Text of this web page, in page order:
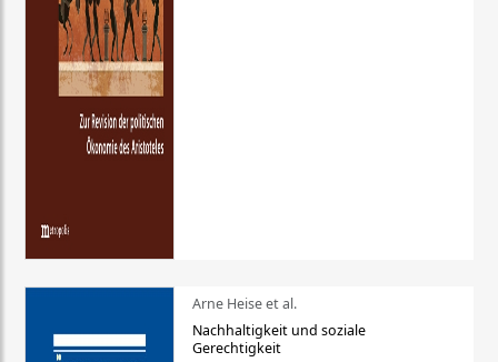
Arne Heise et al.
Nachhaltigkeit und soziale
Gerechtigkeit